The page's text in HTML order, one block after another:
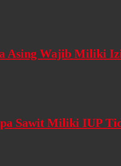
Asing Wajib Miliki
Sawit Miliki IUP